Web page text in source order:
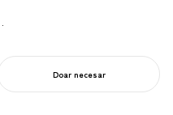
de brand determină o creștere a
vânzărilor de 1,7 ori.
.
Doar necesar